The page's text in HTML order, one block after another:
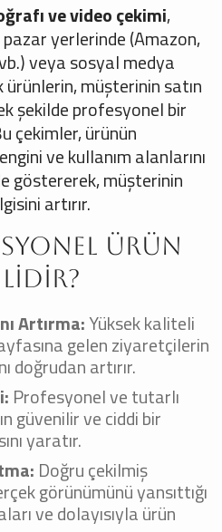
ve video çekimi,
yerlerinde (Amazon,
veya sosyal medya
müşterinin satın
şekilde profesyonel bir
çekimler, ürünün
ve kullanım alanlarını
göstererek, müşterinin
artırır.
Ürün
Artırma:Yüksek kaliteli
gelen ziyaretçilerin
doğrudan artırır.
Profesyonel ve tutarlı
güvenilir ve ciddi bir
yaratır.
Doğru çekilmiş
görünümünü yansıttığı
ve dolayısıyla ürün